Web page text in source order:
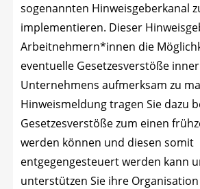
soge­nann­ten Hin­weis­ge­ber­ka­nal
imple­men­tie­ren. Die­ser
Arbeitnehmern*innen die
even­tu­el­le Geset­zes­ver­stö­ße
Unter­neh­mens auf­merk­sam zu
Hin­weis­mel­dung tra­gen Sie dazu
Geset­zes­ver­stö­ße zum einen
wer­den kön­nen und die­sen somit
ent­ge­gen­ge­steu­ert wer­den kann
unter­stüt­zen Sie ihre